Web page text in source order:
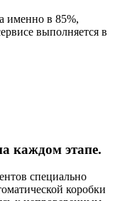
именно в 85%,
выполняется в
каждом этапе.
специально
коробки